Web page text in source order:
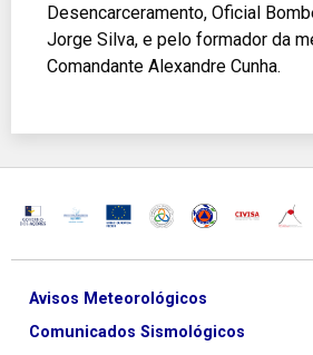
Desencarceramento, Oficial
Jorge Silva, e pelo formador da
Comandante Alexandre Cunha.
Avisos Meteorológicos
Comunicados Sismológicos